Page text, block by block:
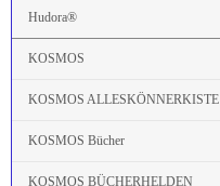
Hudora®
KOSMOS
KOSMOS ALLESKÖNNERKISTE
KOSMOS Bücher
KOSMOS BÜCHERHELDEN